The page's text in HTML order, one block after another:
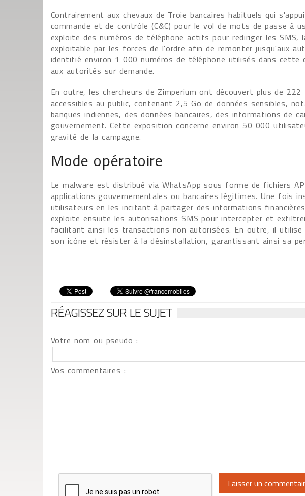
Contrairement aux chevaux de Troie bancaires habituels qui
commande et de contrôle (C&C) pour le vol de mots de passe à
exploite des numéros de téléphone actifs pour rediriger les SMS,
exploitable par les forces de l'ordre afin de remonter jusqu'aux
identifié environ 1 000 numéros de téléphone utilisés dans cette
aux autorités sur demande.
En outre, les chercheurs de Zimperium ont découvert plus de
accessibles au public, contenant 2,5 Go de données sensibles,
banques indiennes, des données bancaires, des informations de
gouvernement. Cette exposition concerne environ 50 000
gravité de la campagne.
Mode opératoire
Le malware est distribué via WhatsApp sous forme de fichiers
applications gouvernementales ou bancaires légitimes. Une fois
utilisateurs en les incitant à partager des informations
exploite ensuite les autorisations SMS pour intercepter et
facilitant ainsi les transactions non autorisées. En outre, il
son icône et résister à la désinstallation, garantissant ainsi sa
RÉAGISSEZ SUR LE SUJET
Votre nom ou pseudo :
Vos commentaires :